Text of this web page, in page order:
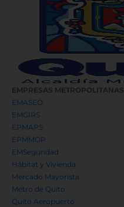
EMPRESAS METROPOLITANAS
EMASEO
EMGIRS
EPMAPS
EPMMOP
EMSeguridad
Hábitat y Vivienda
Mercado Mayorista
Metro de Quito
Quito Aeropuerto